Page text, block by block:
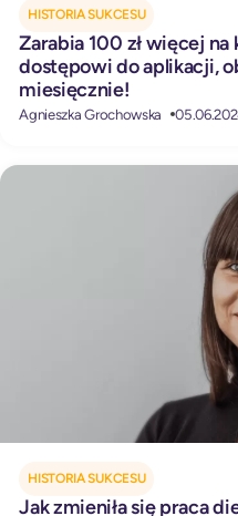
HISTORIA SUKCESU
Zarabia 100 zł więcej
dostępowi do aplikacji,
miesięcznie!
Agnieszka Grochowska
HISTORIA SUKCESU
Jak zmieniła się praca